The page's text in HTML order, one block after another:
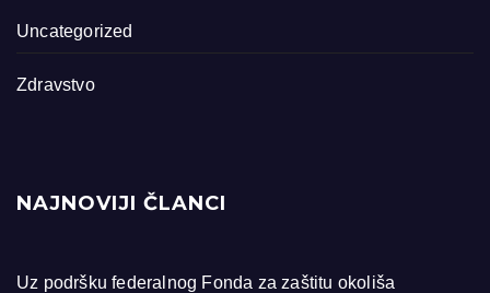
Uncategorized
Zdravstvo
NAJNOVIJI ČLANCI
Uz podršku federalnog Fonda za zaštitu okoliša